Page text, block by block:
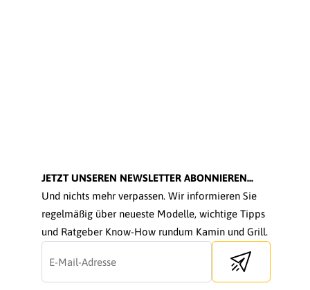
JETZT UNSEREN NEWSLETTER ABONNIEREN...
Und nichts mehr verpassen. Wir informieren Sie
regelmäßig über neueste Modelle, wichtige Tipps
und Ratgeber Know-How rundum Kamin und Grill.
Send newsletter